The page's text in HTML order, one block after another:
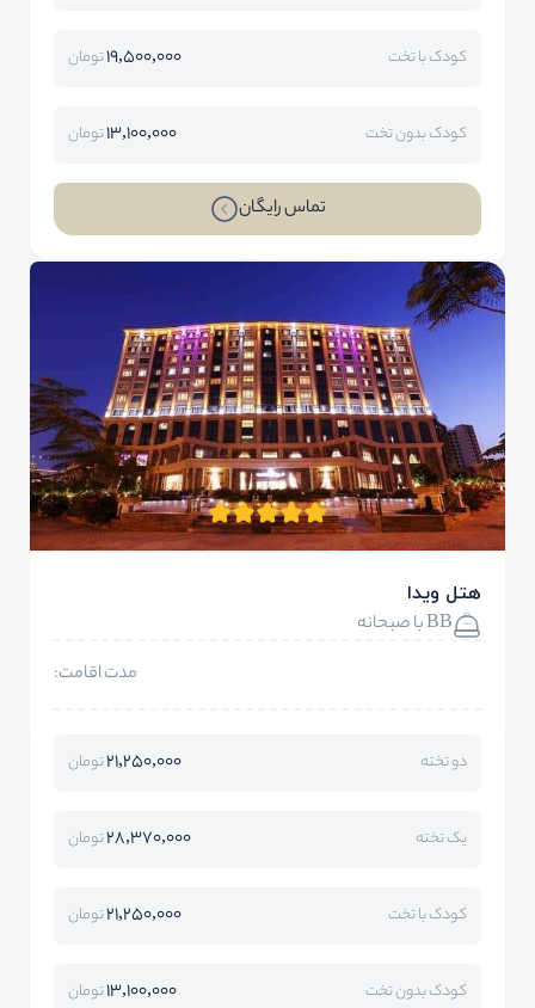
کودک با تخت 19,500,000تومان
کودک بدون تخت 13,100,000تومان
تماس رایگان
هتل ویدا
BB با صبحانه
مدت اقامت:
دو تخته 21,250,000تومان
یک تخته 28,370,000تومان
کودک با تخت 21,250,000تومان
کودک بدون تخت 13,100,000تومان